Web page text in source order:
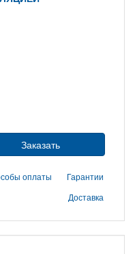
Гарантии
оплаты
Доставка